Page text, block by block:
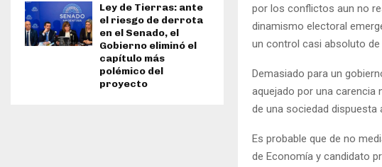
por los conflictos aun no
dinamismo electoral
un control casi absoluto de
Demasiado para un
aquejado por una carencia
de una sociedad
Es probable que de no
de Economía y candidato
Ley de Tierras: ante
el riesgo de derrota
en el Senado, el
Gobierno eliminó el
capítulo más
polémico del
proyecto